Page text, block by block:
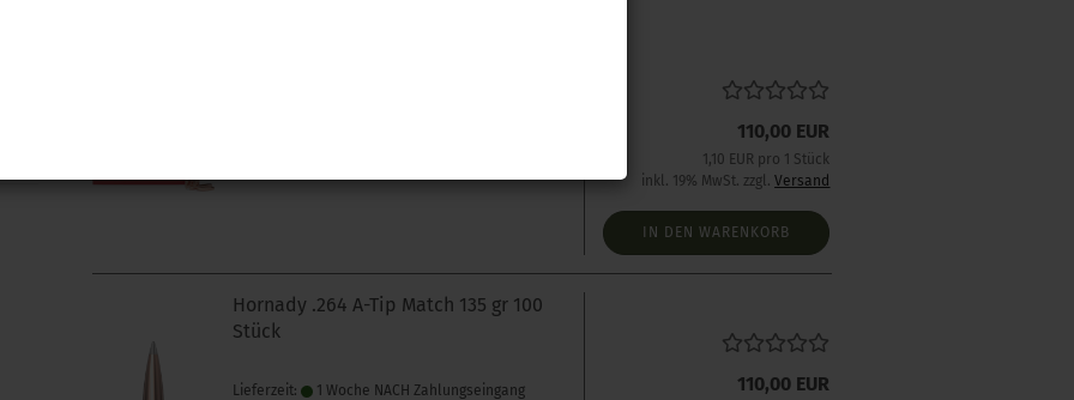
110,00 EUR
1,10 EUR pro 1 Stück
inkl. 19% MwSt. zzgl.Versand
IN DEN WARENKORB
Hornady .264 A-Tip Match 135 gr 100
Stück
Lieferzeit: 1 Woche NACH Zahlungseingang 110,00 EUR